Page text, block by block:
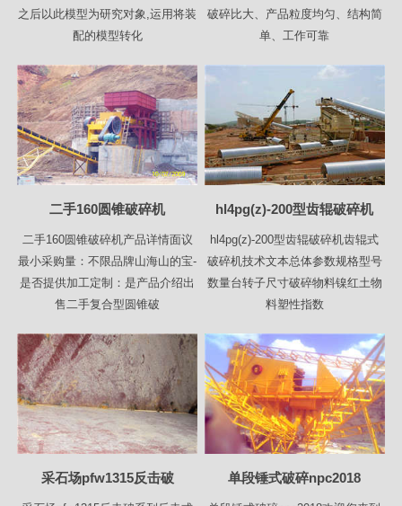
之后以此模型为研究对象,运用将装
配的模型转化
破碎比大、产品粒度均匀、结构简
单、工作可靠
二手160圆锥破碎机
二手160圆锥破碎机产品详情面议
最小采购量：不限品牌山海山的宝-
是否提供加工定制：是产品介绍出
售二手复合型圆锥破
hl4pg(z)-200型齿辊破碎机
hl4pg(z)-200型齿辊破碎机齿辊式
破碎机技术文本总体参数规格型号
数量台转子尺寸破碎物料镍红土物
料塑性指数
采石场pfw1315反击破 单段锤式破碎npc2018